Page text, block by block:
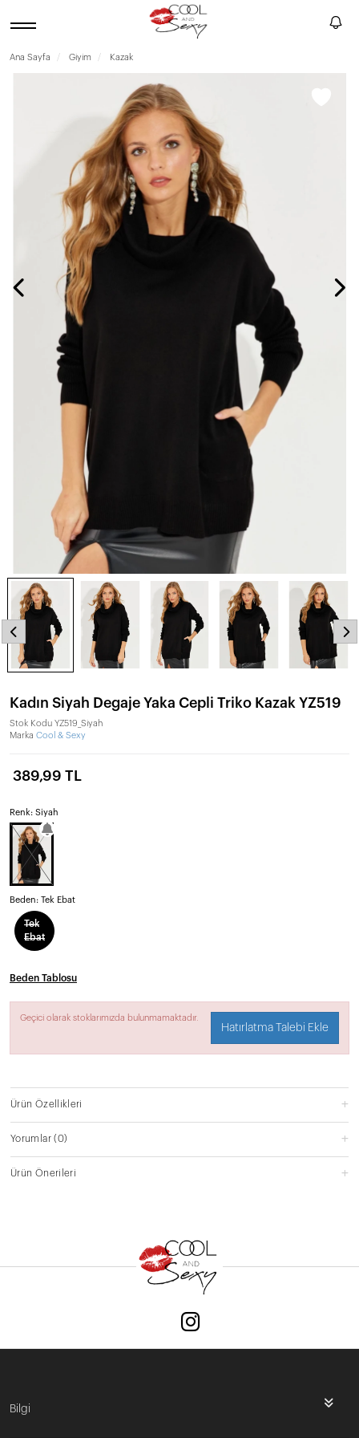
Ana Sayfa Giyim Kazak
Kadın Siyah Degaje Yaka Cepli Triko Kazak YZ519
Stok Kodu YZ519_Siyah
Marka Cool & Sexy
389,99 TL
Renk: Siyah
Beden: Tek Ebat
Tek
Ebat
Beden Tablosu
Geçici olarak stoklarımızda bulunmamaktadır.
Hatırlatma Talebi Ekle
Ürün Özellikleri
Yorumlar(0)
Ürün Önerileri
Bilgi